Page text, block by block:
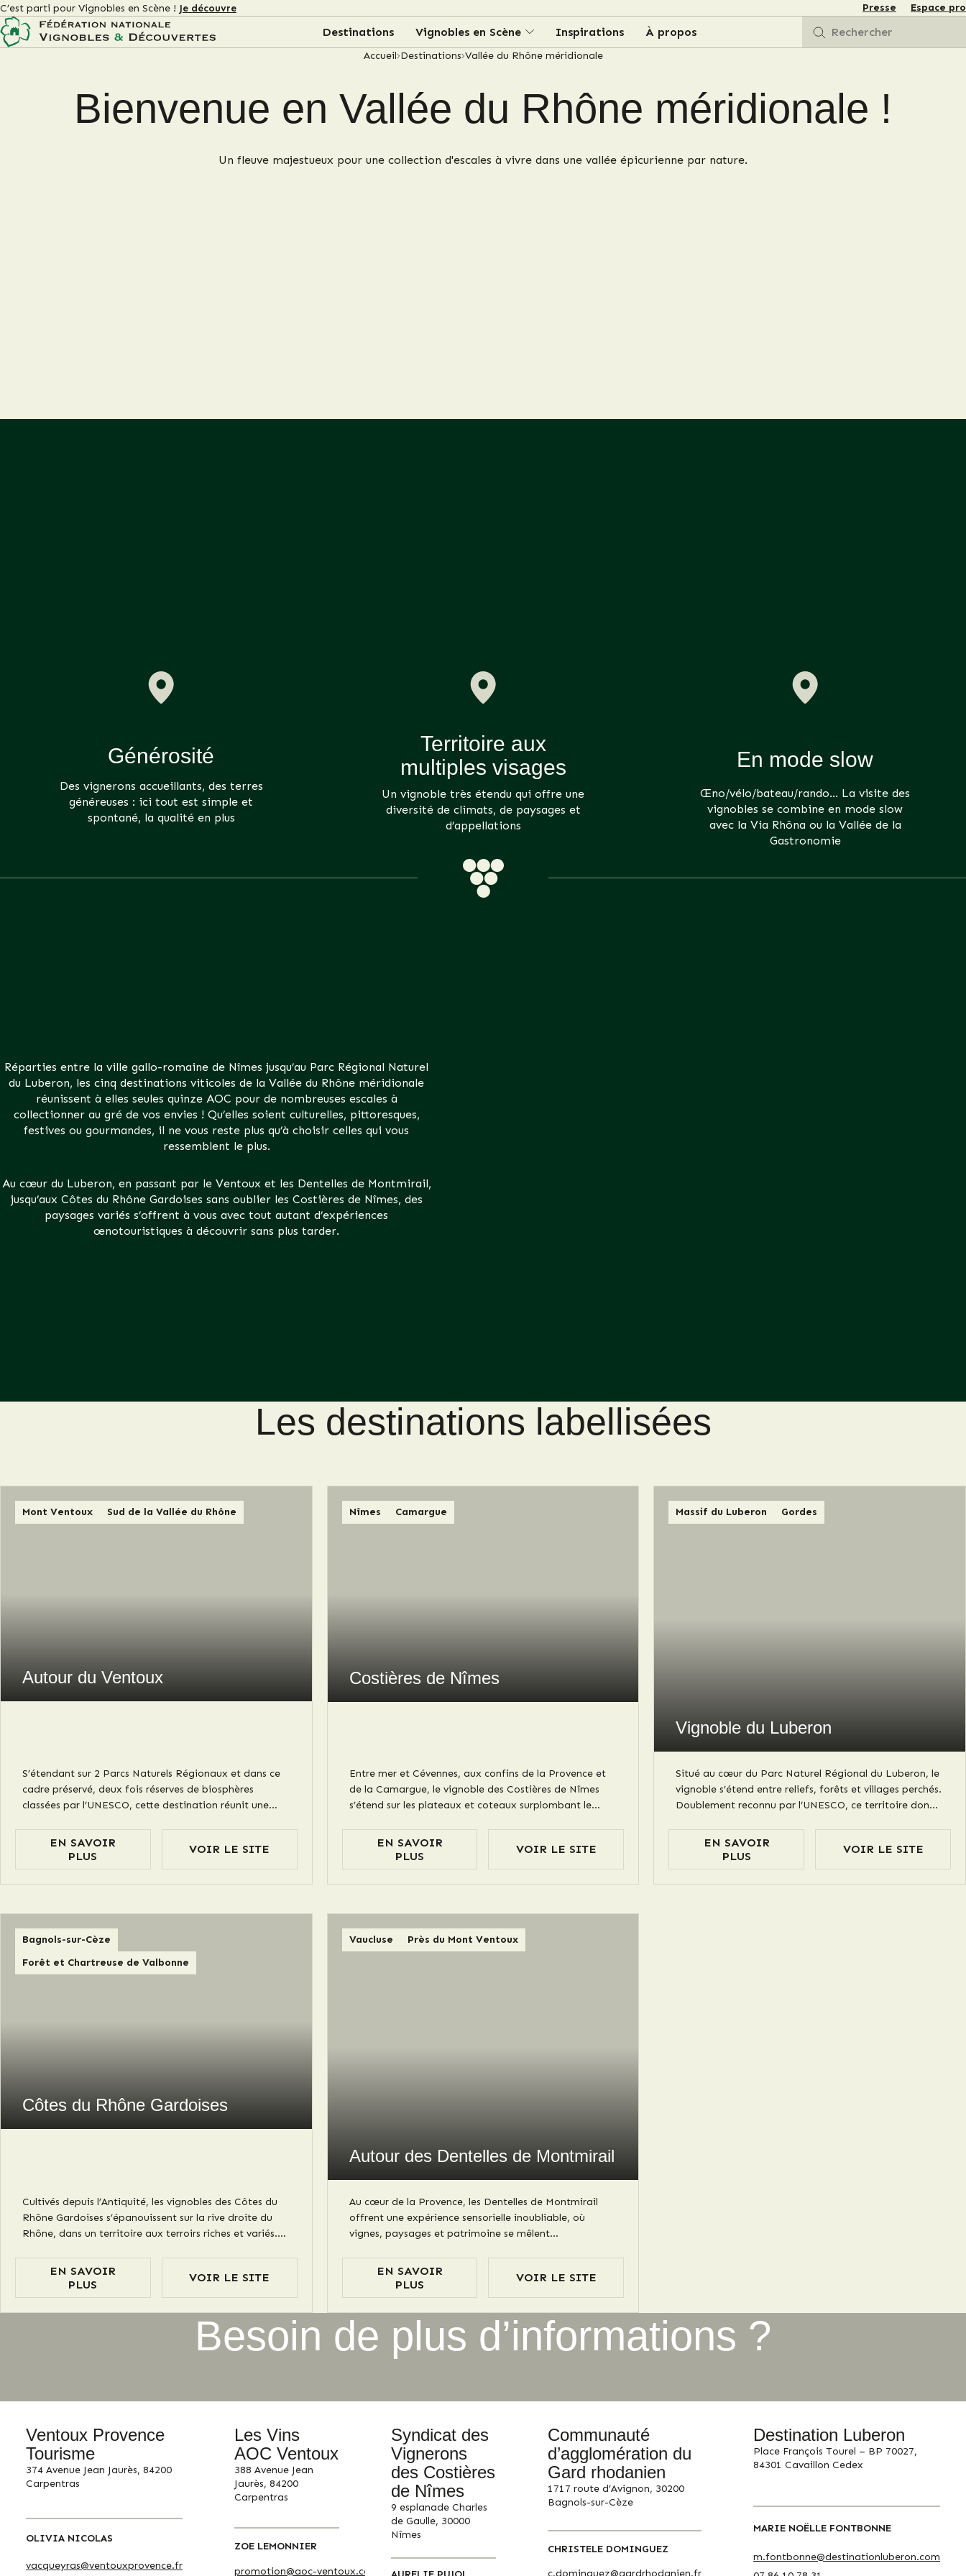
C’est parti pour Vignobles en Scène ! Je découvre Presse Espace pro
Destinations Vignobles en Scène Inspirations À propos
Accueil Destinations Vallée du Rhône méridionale
Bienvenue en Vallée du Rhône méridionale !
Un fleuve majestueux pour une collection d'escales à vivre dans une vallée épicurienne par nature.
Générosité
Des vignerons accueillants, des terres
généreuses : ici tout est simple et
spontané, la qualité en plus
Territoire aux
multiples visages
Un vignoble très étendu qui offre une
diversité de climats, de paysages et
d’appellations
En mode slow
Œno/vélo/bateau/rando… La visite des
vignobles se combine en mode slow
avec la Via Rhôna ou la Vallée de la
Gastronomie
Réparties entre la ville gallo-romaine de Nîmes jusqu’au Parc Régional Naturel
du Luberon, les cinq destinations viticoles de la Vallée du Rhône méridionale
réunissent à elles seules quinze AOC pour de nombreuses escales à
collectionner au gré de vos envies ! Qu’elles soient culturelles, pittoresques,
festives ou gourmandes, il ne vous reste plus qu’à choisir celles qui vous
ressemblent le plus.
Au cœur du Luberon, en passant par le Ventoux et les Dentelles de Montmirail,
jusqu’aux Côtes du Rhône Gardoises sans oublier les Costières de Nîmes, des
paysages variés s’offrent à vous avec tout autant d’expériences
œnotouristiques à découvrir sans plus tarder.
Les destinations labellisées
Mont Ventoux Sud de la Vallée du Rhône
Autour du Ventoux
S’étendant sur 2 Parcs Naturels Régionaux et dans ce
cadre préservé, deux fois réserves de biosphères
classées par l’UNESCO, cette destination réunit une
reconnus pour leur fraîcheur, leur équilibre unique et
leur diversité aromatique. Terre de défis et de plaisir,
elle s’affirme comme une destination incontournable
pour les amateurs de nature, de culture et de
EN SAVOIR
PLUS
VOIR LE SITE
Nîmes Camargue
Costières de Nîmes
Entre mer et Cévennes, aux confins de la Provence et
de la Camargue, le vignoble des Costières de Nîmes
s’étend sur les plateaux et coteaux surplombant le
un paysage intensément sudiste, bordé au nord par
Nîmes et ses garrigues, qui vous attend.
EN SAVOIR
PLUS
VOIR LE SITE
Massif du Luberon Gordes
Vignoble du Luberon
Situé au cœur du Parc Naturel Régional du Luberon, le
vignoble s’étend entre reliefs, forêts et villages perchés.
Doublement reconnu par l’UNESCO, ce territoire donne
élégants et aromatiques. Une destination viticole à
explorer au fil des saisons grâce à la douceur de son
climat méditerranéen.
EN SAVOIR
PLUS
VOIR LE SITE
Bagnols-sur-Cèze
Forêt et Chartreuse de Valbonne
Côtes du Rhône Gardoises
Cultivés depuis l’Antiquité, les vignobles des Côtes du
Rhône Gardoises s’épanouissent sur la rive droite du
Rhône, dans un territoire aux terroirs riches et variés.
caractère, les paysages sont aussi expressifs que les
vins produits. Chaque point de vue raconte une
histoire, mêlant nature, patrimoine et tradition
viticole.
EN SAVOIR
PLUS
VOIR LE SITE
Vaucluse Près du Mont Ventoux
Autour des Dentelles de Montmirail
Au cœur de la Provence, les Dentelles de Montmirail
offrent une expérience sensorielle inoubliable, où
vignes, paysages et patrimoine se mêlent
proposant une variété de Crus des Côtes du Rhône et
de Vins Doux Naturels pour satisfaire tous les palais.
Une escapade en ces lieux promet une aventure
unique, où chaque instant est source d'émerveillement.
EN SAVOIR
PLUS
VOIR LE SITE
Besoin de plus d’informations ?
Ventoux Provence
Tourisme
374 Avenue Jean Jaurès, 84200
Carpentras
OLIVIA NICOLAS
vacqueyras@ventouxprovence.fr
Les Vins
AOC Ventoux
388 Avenue Jean
Jaurès, 84200
Carpentras
ZOE LEMONNIER
promotion@aoc-ventoux.com
Syndicat des
Vignerons
des Costières
de Nîmes
9 esplanade Charles
de Gaulle, 30000
Nîmes
Communauté
d’agglomération du
Gard rhodanien
1717 route d’Avignon, 30200
Bagnols-sur-Cèze
CHRISTELE DOMINGUEZ
Destination Luberon
Place François Tourel – BP 70027,
84301 Cavaillon Cedex
MARIE NOËLLE FONTBONNE
m.fontbonne@destinationluberon.com